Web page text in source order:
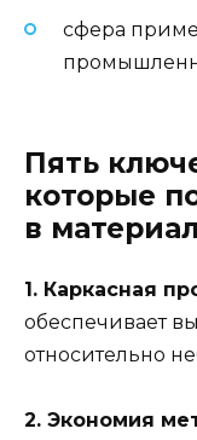
сфера
Пять
которые
в
1. Каркасная
обеспечивает
относительно
2. Экономия